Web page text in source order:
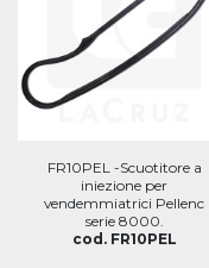
FR10PEL -Scuotitore a
iniezione per
vendemmiatrici Pellenc
serie 8000.
cod. FR10PEL